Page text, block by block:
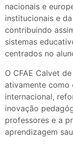
nacionais e
institucionais e
contribuindo
sistemas
centrados no
O CFAE Calvet
ativamente como
internacional,
inovação
professores e a
aprendizagem